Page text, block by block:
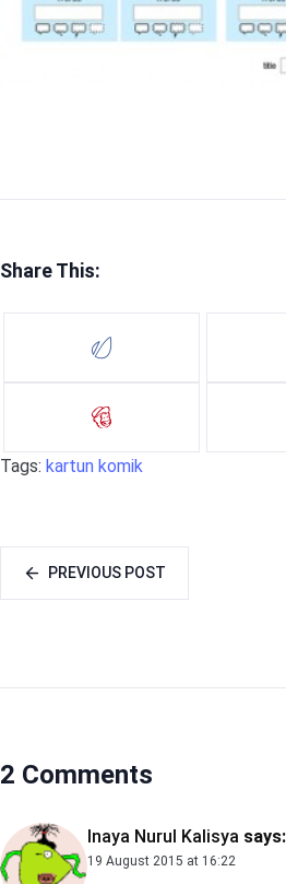
Share This:
Tags: kartun komik
PREVIOUS POST
2 Comments
Inaya Nurul Kalisya says:
19 August 2015 at 16:22